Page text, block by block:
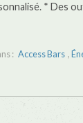
* Des
: Access Bars ,